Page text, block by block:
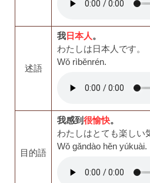
述語
我 日本人。
わたしは日本人です。
Wǒ rìběnrén.
目的語
我感到很愉快。
わたしはとても楽しい
Wǒ gǎndào hěn yúkuài.